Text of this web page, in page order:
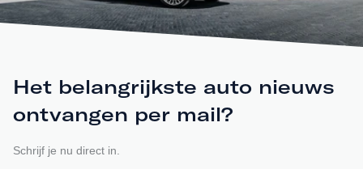
Het belangrijkste auto nieuws
ontvangen per mail?
Schrijf je nu direct in.